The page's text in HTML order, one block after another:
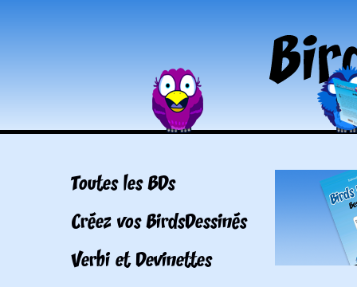
Toutes les BDs
Créez vos BirdsDessinés
Verbi et Devinettes